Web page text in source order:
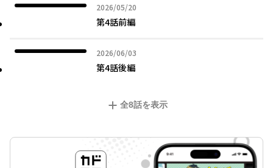
2026/05/20
2026年05月20日
第4話前編
2026/06/03
2026年06月03日
第4話後編
全8話を表示